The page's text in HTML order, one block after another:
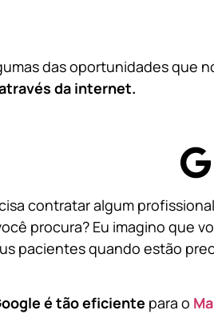
das oportunidades que
da internet.
contratar algum
procura? Eu imagino que
pacientes quando estão
é tão eficiente para o